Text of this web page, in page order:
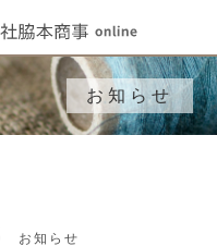
お知らせ
お知らせ